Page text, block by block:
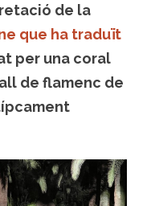
de la
que ha traduït
per una coral
de flamenc de